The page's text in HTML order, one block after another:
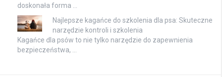
doskonała forma …
Najlepsze kagańce do szkolenia dla psa: Skuteczne
narzędzie kontroli i szkolenia
Kagańce dla psów to nie tylko narzędzie do zapewnienia
bezpieczeństwa, …